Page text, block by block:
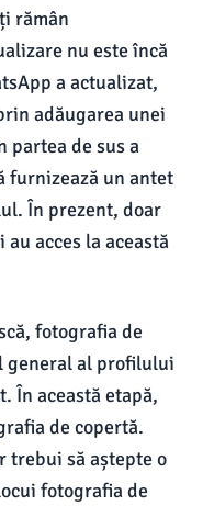
rămân
nu este încă
a actualizat,
adăugarea unei
partea de sus a
furnizează un antet
În prezent, doar
acces la această
fotografia de
general al profilului
În această etapă,
de copertă.
trebui să aștepte o
fotografia de